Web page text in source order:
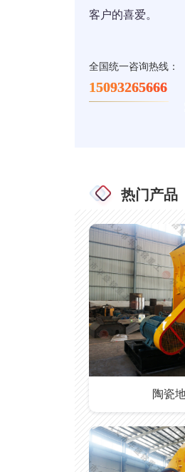
客户的喜爱。
全国统一咨询热线：
15093265666
热门产品
陶瓷